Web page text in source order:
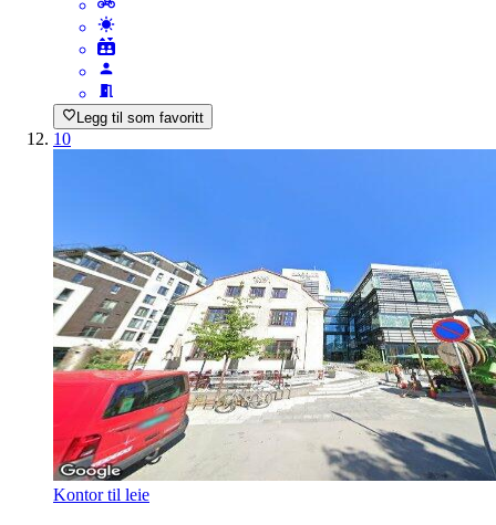
Legg til som favoritt
10
Kontor til leie